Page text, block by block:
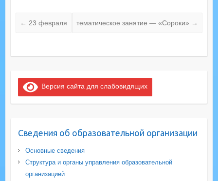
← 23 февраля тематическое занятие — «Сороки» →
Версия сайта для слабовидящих
Сведения об образовательной организации
Основные сведения
Структура и органы управления образовательной
организацией